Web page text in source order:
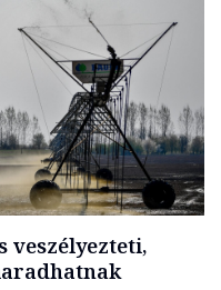
veszélyezteti,